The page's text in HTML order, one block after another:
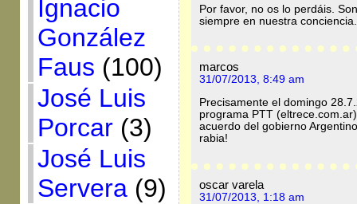
Ignacio
González
Faus (100)
José Luis
Porcar(3)
José Luis
Servera(9)
Por favor, no os lo perdáis.
siempre en nuestra conciencia.
marcos
31/07/2013, 8:49 am
Precisamente el domingo
programa PTT
acuerdo del gobierno
rabia!
oscar varela
31/07/2013, 1:18 am